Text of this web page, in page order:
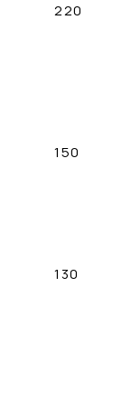
220
150
130